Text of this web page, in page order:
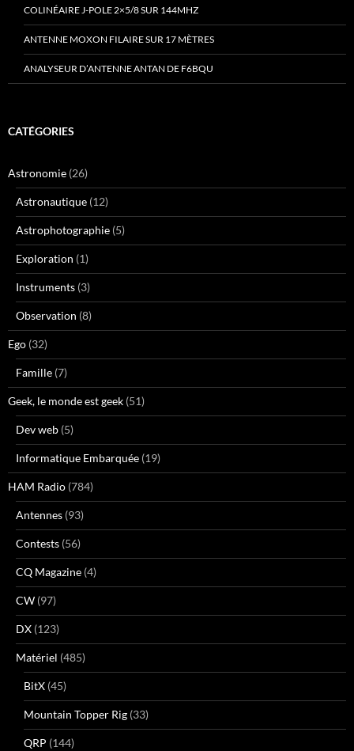
COLINÉAIRE J-POLE 2×5/8 SUR 144MHZ
ANTENNE MOXON FILAIRE SUR 17 MÈTRES
ANALYSEUR D’ANTENNE ANTAN DE F6BQU
CATÉGORIES
Astronomie (26)
Astronautique (12)
Astrophotographie (5)
Exploration (1)
Instruments (3)
Observation (8)
Ego (32)
Famille (7)
Geek, le monde est geek (51)
Dev web (5)
Informatique Embarquée (19)
HAM Radio (784)
Antennes (93)
Contests (56)
CQ Magazine (4)
CW (97)
DX (123)
Matériel (485)
BitX (45)
Mountain Topper Rig (33)
QRP (144)